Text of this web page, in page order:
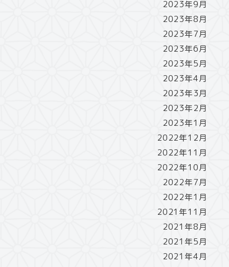
2023年9月
2023年8月
2023年7月
2023年6月
2023年5月
2023年4月
2023年3月
2023年2月
2023年1月
2022年12月
2022年11月
2022年10月
2022年7月
2022年1月
2021年11月
2021年8月
2021年5月
2021年4月